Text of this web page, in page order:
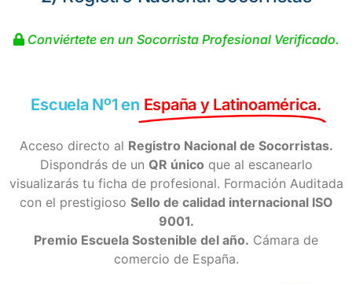
Conviértete en un Socorrista Profesional Verificado.
Escuela Nº1 en España y Latinoamérica.
Acceso directo al Registro Nacional de Socorristas.
Dispondrás de un QR único que al escanearlo
visualizarás tu ficha de profesional. Formación Auditada
con el prestigioso Sello de calidad internacional ISO
9001.
Premio Escuela Sostenible del año. Cámara de
comercio de España.